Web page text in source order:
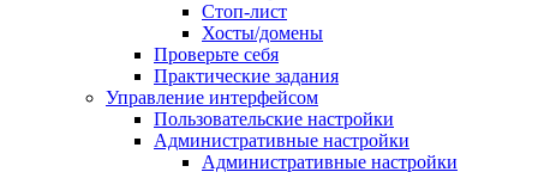
Стоп-лист
Хосты/домены
Проверьте себя
Практические задания
Управление интерфейсом
Пользовательские настройки
Административные настройки
Административные настройки